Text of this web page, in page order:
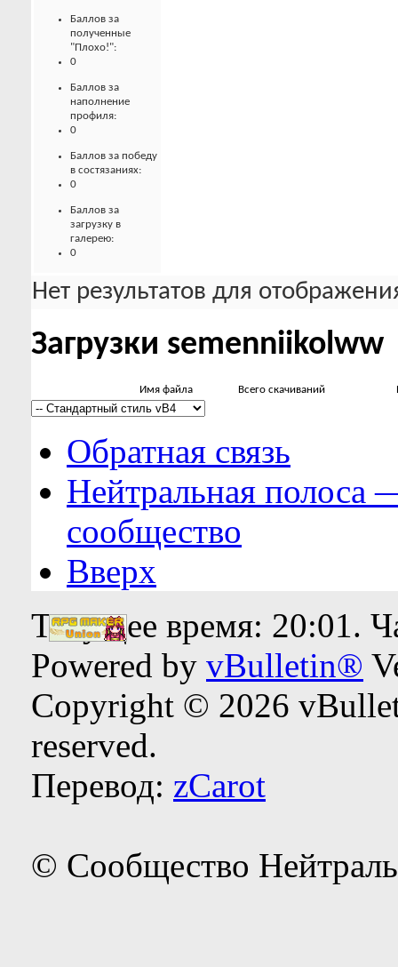
Баллов за
полученные
"Плохо!":
0
Баллов за
наполнение
профиля:
0
Баллов за победу
в состязаниях:
0
Баллов за
загрузку в
галерею:
0
Нет результатов для
Загрузки semenniikolww
Имя файла Всего скачиваний
Обратная связь
Нейтральная полоса
сообщество
Вверх
Текущее время: 20:01.
Powered by vBulletin®
Copyright © 2026
reserved.
Перевод: zCarot
© Сообщество